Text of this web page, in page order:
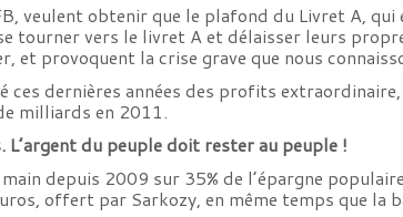
veulent obtenir que le plafond du Livret A,
tourner vers le livret A et délaisser leurs
et provoquent la crise grave que nous
ces dernières années des profits
milliards en 2011.
L’argent du peuple doit rester au peuple !
depuis 2009 sur 35% de l’épargne
offert par Sarkozy, en même temps que la